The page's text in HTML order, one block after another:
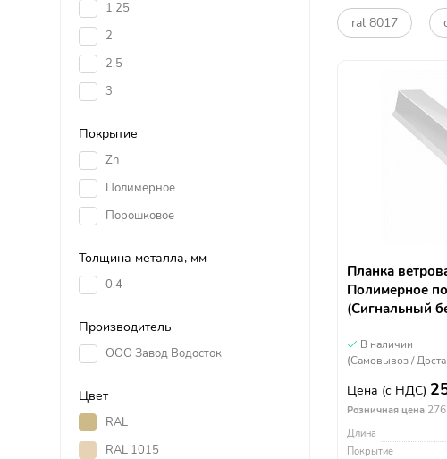
1.25
2
2.5
3
Покрытие
Zn
Полимерное
Порошковое
Толщина металла, мм
0.4
Производитель
ООО Завод Водосток
Цвет
RAL
RAL 1015
ral 8017
Планка
Полимерное
(Сигнальный
В наличии
(Самовывоз /
Цена (с НДС)
Розничная цена 276
Длина
Покрытие